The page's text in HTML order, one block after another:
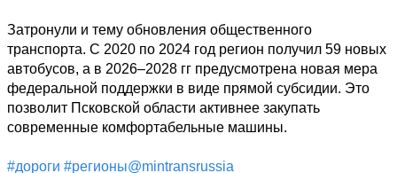
Затронули и тему обновления общественного
транспорта. С 2020 по 2024 год регион получил 59 новых
автобусов, а в 2026–2028 гг предусмотрена новая мера
федеральной поддержки в виде прямой субсидии. Это
позволит Псковской области активнее закупать
современные комфортабельные машины.
#дороги #регионы@mintransrussia